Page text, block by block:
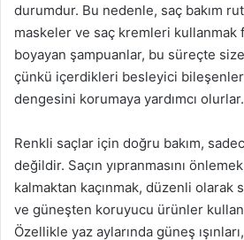
durumdur. Bu nedenle, saç bakım
maskeler ve saç kremleri kullanmak
boyayan şampuanlar, bu süreçte
çünkü içerdikleri besleyici bileşenler
dengesini korumaya yardımcı olurlar.
Renkli saçlar için doğru bakım,
değildir. Saçın yıpranmasını
kalmaktan kaçınmak, düzenli olarak
ve güneşten koruyucu ürünler
Özellikle yaz aylarında güneş